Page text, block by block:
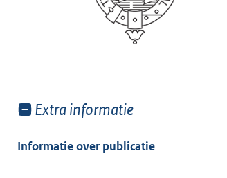
Toon
van:
Extra informatie
Informatie over publicatie